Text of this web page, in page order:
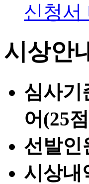
신청서
시상안
심사기
어(25
선발인
시상내